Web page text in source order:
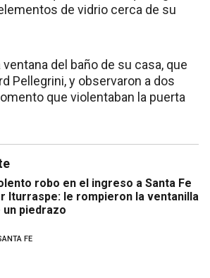
de vidrio cerca de su
del baño de su casa, que
Pellegrini, y observaron a dos
que violentaban la puerta
robo en el ingreso a Santa Fe
Iturraspe: le rompieron la ventanilla
un piedrazo
FE